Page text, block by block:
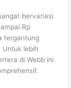
bervariasi.
Rp
tergantung
Untuk lebih
di Webb ini